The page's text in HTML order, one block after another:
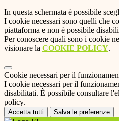
In questa schermata è possibile
I cookie necessari sono quelli che
piattaforma e non è possibile
Per conoscere quali sono i cookie
visionare la COOKIE POLICY.
Cookie necessari per il
I cookie necessari per il
disabilitati. È possibile consultare
policy.
Accetta tutti Salva le preferenze